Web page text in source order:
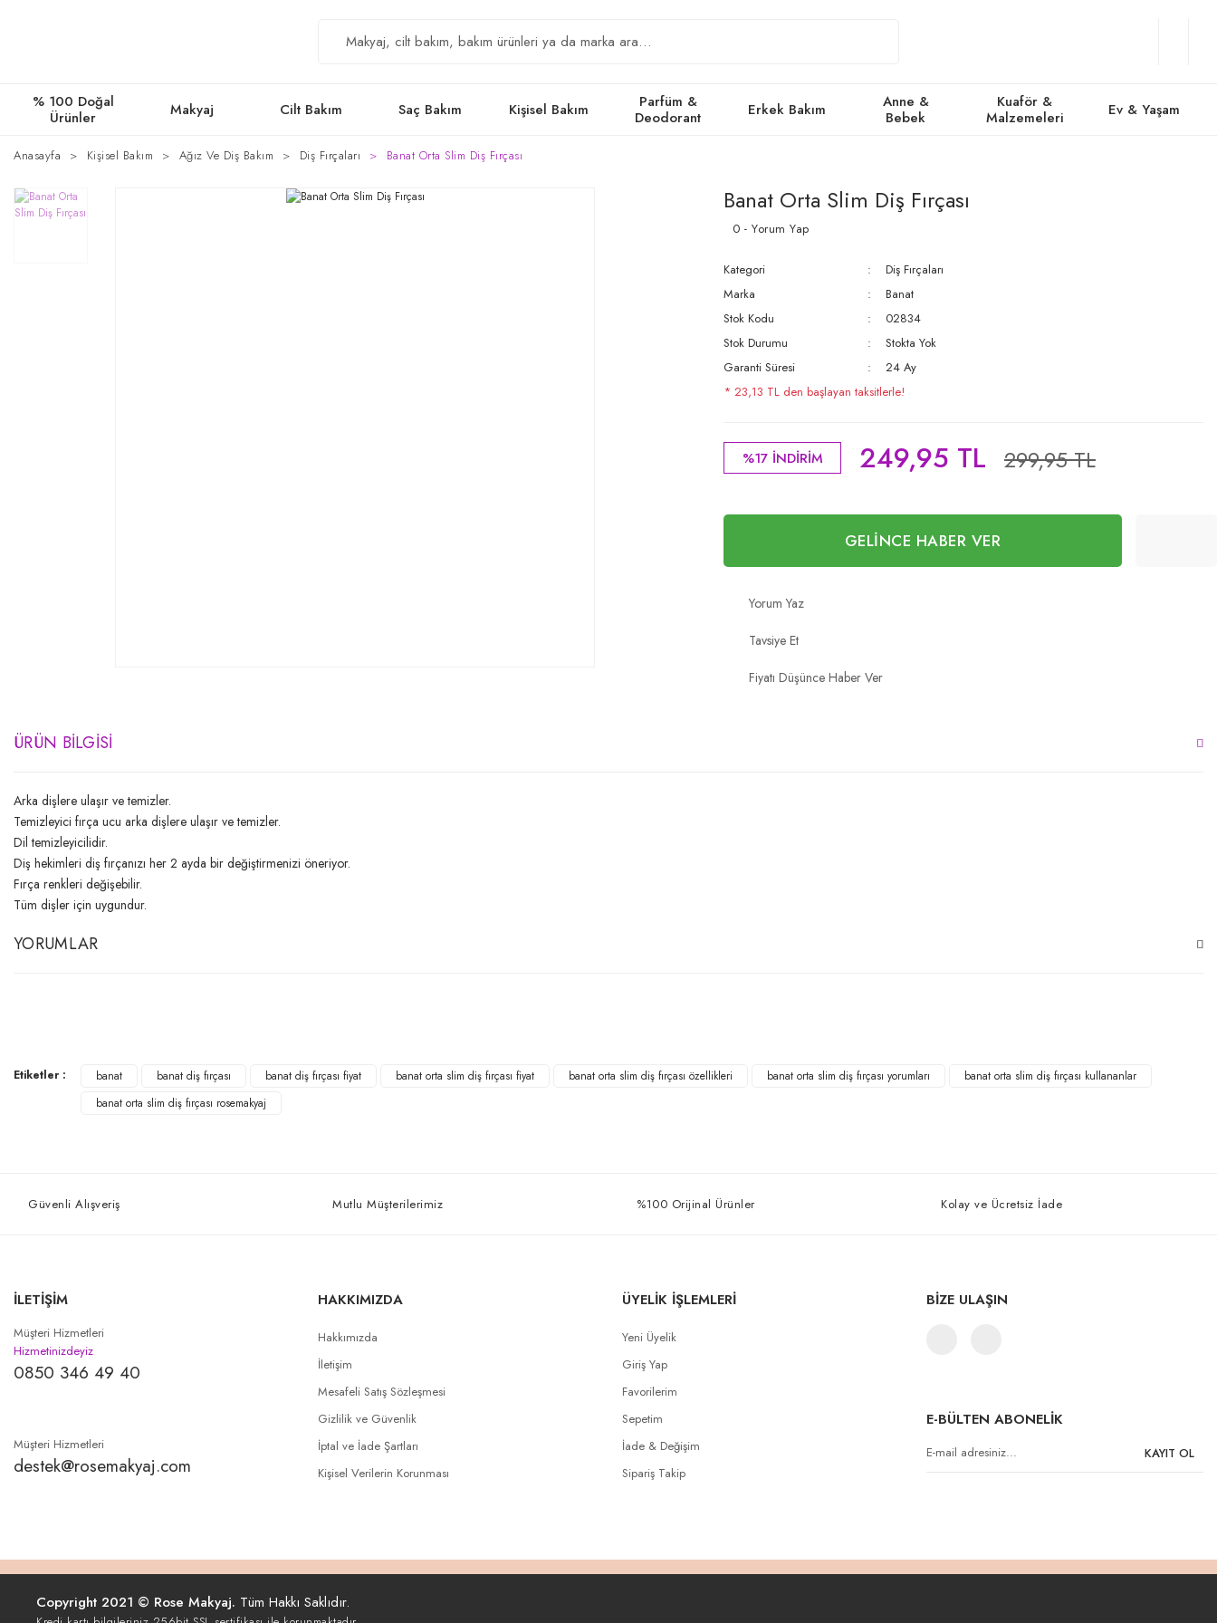
% 100 Doğal
Ürünler
Makyaj Cilt Bakım Saç Bakım Kişisel Bakım
Parfüm &
Deodorant
Erkek Bakım
Anne &
Bebek
Kuaför &
Malzemeleri
Ev & Yaşam
Anasayfa Kişisel Bakım Ağız Ve Diş Bakım Diş Fırçaları Banat Orta Slim Diş Fırçası
Banat Orta Slim Diş Fırçası
0 - Yorum Yap
Kategori
Diş Fırçaları
Marka
Banat
Stok Kodu
02834
Stok Durumu
Stokta Yok
Garanti Süresi
24 Ay
* 23,13 TL den başlayan taksitlerle!
%17 İNDİRİM 249,95 TL 299,95 TL
GELİNCE HABER VER
Yorum Yaz
Tavsiye Et
Fiyatı Düşünce Haber Ver
ÜRÜN BILGISI
Arka dişlere ulaşır ve temizler.
Temizleyici fırça ucu arka dişlere ulaşır ve temizler.
Dil temizleyicilidir.
Diş hekimleri diş fırçanızı her 2 ayda bir değiştirmenizi öneriyor.
Fırça renkleri değişebilir.
Tüm dişler için uygundur.
YORUMLAR
Yorum Yaz
Etiketler : banat banat diş fırçası banat diş fırçası fiyat banat orta slim diş fırçası fiyat banat orta slim diş fırçası özellikleri banat orta slim diş fırçası yorumları
banat orta slim diş fırçası kullananlar
banat orta slim diş fırçası rosemakyaj
Güvenli Alışveriş Mutlu Müşterilerimiz %100 Orijinal Ürünler Kolay ve Ücretsiz İade
İLETİŞİM
Müşteri Hizmetleri
Hizmetinizdeyiz
0850 346 49 40
Müşteri Hizmetleri
destek@rosemakyaj.com
HAKKIMIZDA
Hakkımızda
İletişim
Mesafeli Satış Sözleşmesi
Gizlilik ve Güvenlik
İptal ve İade Şartları
Kişisel Verilerin Korunması
ÜYELİK İŞLEMLERİ
Yeni Üyelik
Giriş Yap
Favorilerim
Sepetim
İade & Değişim
Sipariş Takip
BİZE ULAŞIN
E-BÜLTEN ABONELİK
KAYIT OL
Copyright 2021 © Rose Makyaj. Tüm Hakkı Saklıdır.